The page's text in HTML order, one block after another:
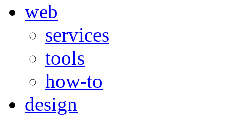
web
services
tools
how-to
design